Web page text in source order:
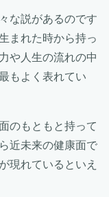
な説があるのです
まれた時から持っ
や人生の流れの中
もよく表れてい
のもともと持って
近未来の健康面で
現れているといえ